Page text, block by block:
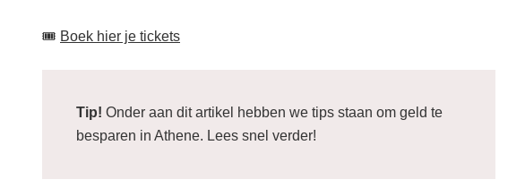
🎟️ Boek hier je tickets
Tip! Onder aan dit artikel hebben we tips staan om geld te
besparen in Athene. Lees snel verder!